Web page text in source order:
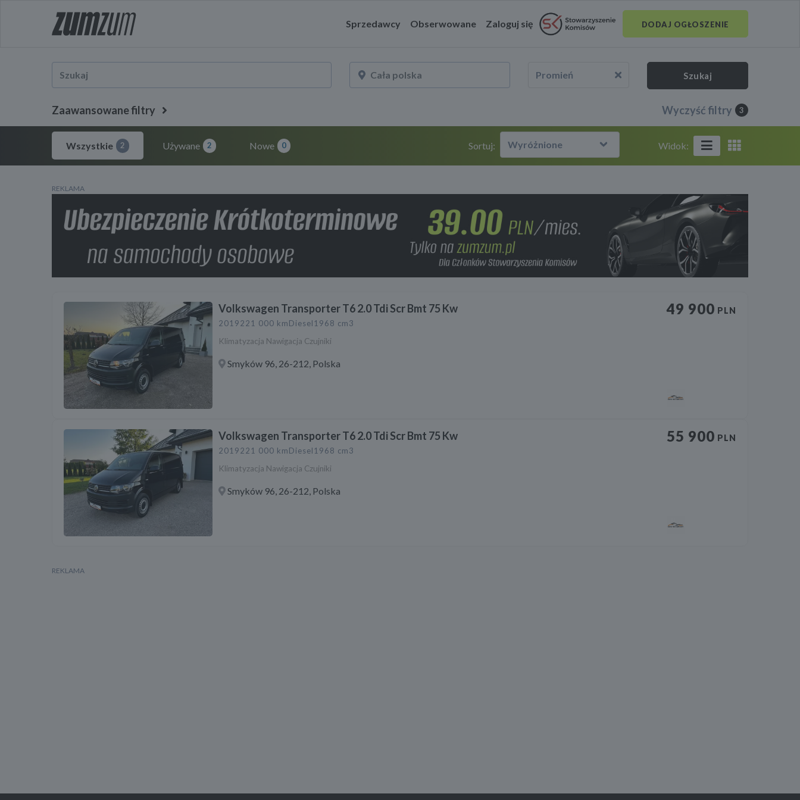
Sprzedawcy Obserwowane Zaloguj się DODAJ OGŁOSZENIE
Promień Szukaj
Zaawansowane filtry Wyczyść filtry 3
Wszystkie 2 Używane 2 Nowe 0 Sortuj: Wyróżnione Widok:
REKLAMA
Volkswagen Transporter T6 2.0 Tdi Scr Bmt 75 Kw
2019221 000 kmDiesel1968 cm3
Klimatyzacja Nawigacja Czujniki
Smyków 96, 26-212, Polska
49 900 PLN
Volkswagen Transporter T6 2.0 Tdi Scr Bmt 75 Kw
2019221 000 kmDiesel1968 cm3
Klimatyzacja Nawigacja Czujniki
Smyków 96, 26-212, Polska
55 900 PLN